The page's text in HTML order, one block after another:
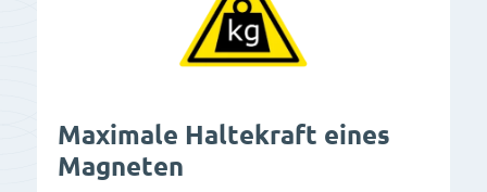
Maximale Haltekraft eines
Magneten